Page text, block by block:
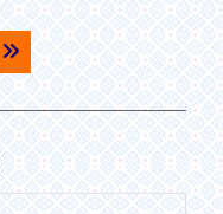
Next post: